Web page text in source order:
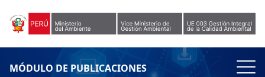
MÓDULO DE PUBLICACIONES